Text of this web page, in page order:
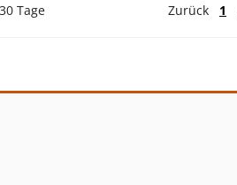
Tage Zurück 1